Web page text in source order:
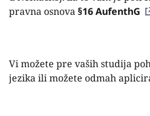
pravna osnova§16 AufenthG
Vi možete pre vaših studija
jezika ili možete odmah